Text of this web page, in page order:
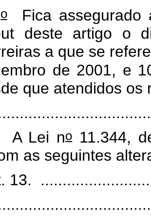
o Fica assegurado
deste artigo o
a que se
de 2001, e
que atendidos os
Lei no11.344,
as seguintes
13.